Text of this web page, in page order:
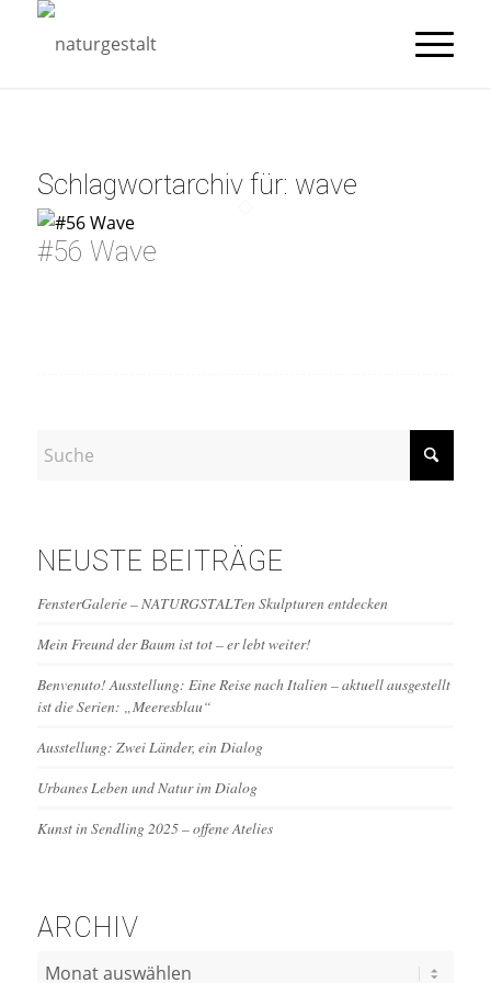
Schlagwortarchiv für: wave
#56 Wave
NEUSTE BEITRÄGE
FensterGalerie – NATURGSTALTen Skulpturen entdecken
Mein Freund der Baum ist tot – er lebt weiter!
Benvenuto! Ausstellung: Eine Reise nach Italien – aktuell ausgestellt
ist die Serien: „Meeresblau“
Ausstellung: Zwei Länder, ein Dialog
Urbanes Leben und Natur im Dialog
Kunst in Sendling 2025 – offene Atelies
ARCHIV